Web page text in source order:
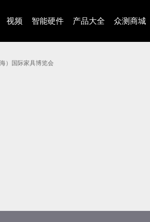
视频 智能硬件 产品大全 众测商城